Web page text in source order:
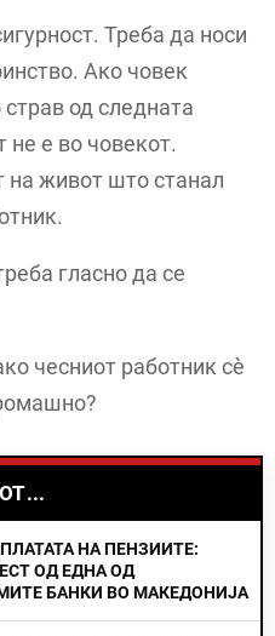
Треба да носи
Ако човек
од следната
е во човекот.
на живот што станал
гласно да се
чесниот работник сè
НА ПЕНЗИИТЕ:
ОД ЕДНА ОД
БАНКИ ВО МАКЕДОНИЈА